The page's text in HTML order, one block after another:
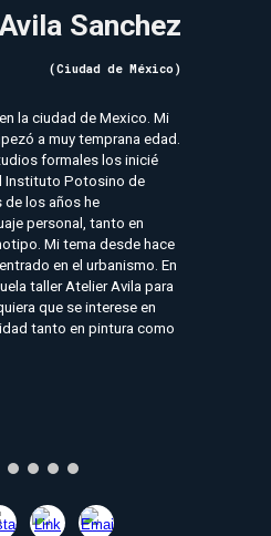
Sanchez
(Ciudad de México )
la ciudad de Mexico. Mi
a muy temprana edad.
formales los inicié
Instituto Potosino de
de los años he
personal, tanto en
Mi tema desde hace
en el urbanismo. En
taller Atelier Avila para
que se interese en
tanto en pintura como